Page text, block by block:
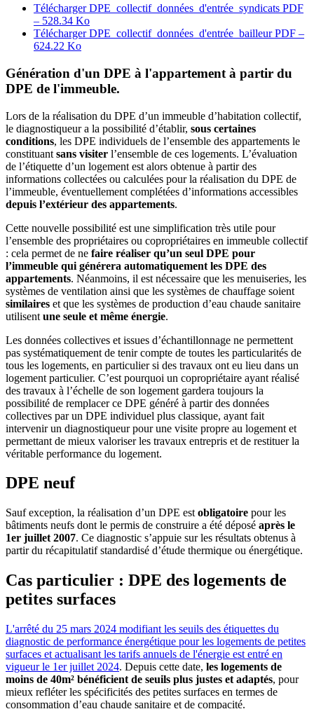
Télécharger DPE_collectif_données_d'entrée_syndicats PDF
– 528.34 Ko
Télécharger DPE_collectif_données_d'entrée_bailleurPDF –
624.22 Ko
Génération d'un DPE à l'appartement à partir du
DPE de l'immeuble.
Lors de la réalisation du DPE d’un immeuble d’habitation collectif,
le diagnostiqueur a la possibilité d’établir, sous certaines
conditions, les DPE individuels de l’ensemble des appartements le
constituant sans visiter l’ensemble de ces logements. L’évaluation
de l’étiquette d’un logement est alors obtenue à partir des
informations collectées ou calculées pour la réalisation du DPE de
l’immeuble, éventuellement complétées d’informations accessibles
depuis l’extérieur des appartements.
Cette nouvelle possibilité est une simplification très utile pour
l’ensemble des propriétaires ou copropriétaires en immeuble collectif
: cela permet de ne faire réaliser qu’un seul DPE pour
l’immeuble qui générera automatiquement les DPE des
appartements. Néanmoins, il est nécessaire que les menuiseries, les
systèmes de ventilation ainsi que les systèmes de chauffage soient
similaires et que les systèmes de production d’eau chaude sanitaire
utilisent une seule et même énergie.
Les données collectives et issues d’échantillonnage ne permettent
pas systématiquement de tenir compte de toutes les particularités de
tous les logements, en particulier si des travaux ont eu lieu dans un
logement particulier. C’est pourquoi un copropriétaire ayant réalisé
des travaux à l’échelle de son logement gardera toujours la
possibilité de remplacer ce DPE généré à partir des données
collectives par un DPE individuel plus classique, ayant fait
intervenir un diagnostiqueur pour une visite propre au logement et
permettant de mieux valoriser les travaux entrepris et de restituer la
véritable performance du logement.
DPE neuf
Sauf exception, la réalisation d’un DPE est obligatoire pour les
bâtiments neufs dont le permis de construire a été déposé après le
1er juillet 2007. Ce diagnostic s’appuie sur les résultats obtenus à
partir du récapitulatif standardisé d’étude thermique ou énergétique.
Cas particulier : DPE des logements de
petites surfaces
L'arrêté du 25 mars 2024 modifiant les seuils des étiquettes du
diagnostic de performance énergétique pour les logements de petites
surfaces et actualisant les tarifs annuels de l'énergie est entré en
vigueur le 1er juillet 2024. Depuis cette date, les logements de
moins de 40m² bénéficient de seuils plus justes et adaptés, pour
mieux refléter les spécificités des petites surfaces en termes de
consommation d’eau chaude sanitaire et de compacité.